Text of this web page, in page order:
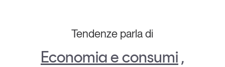
Tendenze parla di
Economia e consumi ,